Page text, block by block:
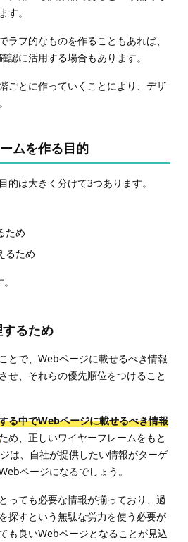
す。
ラフ的なものを作ることもあれば、
認に活用する場合もあります。
ごとに作っていくことにより、デザ
ムを作る目的
的は大きく分けて3つあります。
ため
るため
するため
とで、Webページに載せるべき情報
せ、それらの優先順位をつけること
る中でWebページに載せるべき情報
め、正しいワイヤーフレームをもと
は、自社が提供したい情報がターゲ
ページになるでしょう。
っても必要な情報が揃っており、過
探すという無駄な労力を使う必要が
も良いWebページとなることが見込